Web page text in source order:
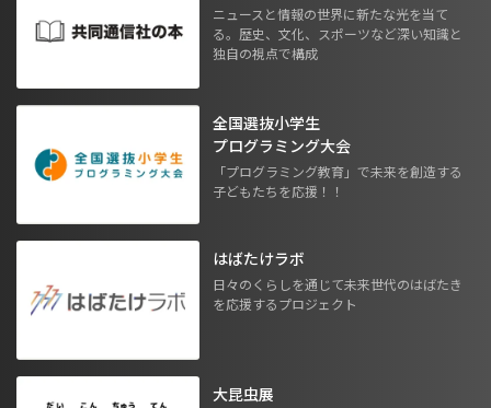
ニュースと情報の世界に新たな光を当て
る。歴史、文化、スポーツなど深い知識と
独自の視点で構成
全国選抜小学生
プログラミング大会
「プログラミング教育」で未来を創造する
子どもたちを応援！！
はばたけラボ
日々のくらしを通じて未来世代のはばたき
を応援するプロジェクト
大昆虫展